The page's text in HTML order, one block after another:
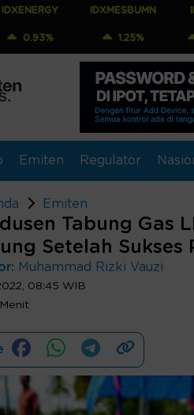
IDXMESBUMN
1.25%
IDXQ30
1.39%
Emiten Regulator
Emiten
Tabung Gas
Setelah Sukses
Muhammad Rizki Vauzi
08:45 WIB
Menit